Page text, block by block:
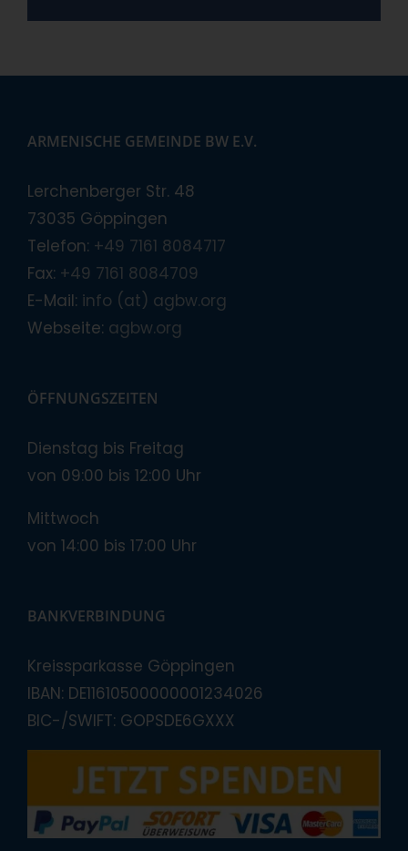
ARMENISCHE GEMEINDE BW E.V.
Lerchenberger Str. 48
73035 Göppingen
Telefon: +49 7161 8084717
Fax: +49 7161 8084709
E-Mail: info (at) agbw.org
Webseite: agbw.org
ÖFFNUNGSZEITEN
Dienstag bis Freitag
von 09:00 bis 12:00 Uhr
Mittwoch
von 14:00 bis 17:00 Uhr
BANKVERBINDUNG
Kreissparkasse Göppingen
IBAN: DE11610500000001234026
BIC-/SWIFT: GOPSDE6GXXX